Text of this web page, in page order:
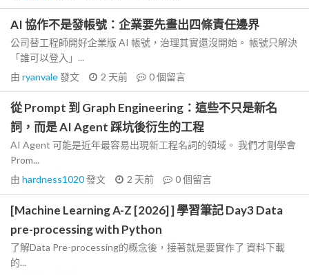
AI 協作不是發帳號：企業要先畫出四條責任邊界
公司替工程師開好企業版 AI 帳號，治理其實還沒開始。 帳號只解決
「誰可以登入」...
由 ryanvale發文 2 天前 0個留言
從 Prompt 到 Graph Engineering：這些不只是新名
詞，而是 AI Agent 踩坑後衍生的工程
AI Agent 可能是近年最容易出現新工程名詞的領域。 我們才剛學會
Prom...
由 hardness1020發文 2 天前 0個留言
[Machine Learning A-Z [2026] ] 學習筆記 Day3 Data
pre-processing with Python
了解Data Pre-processing的概念後，接著就是要實作了 資料下載
的...